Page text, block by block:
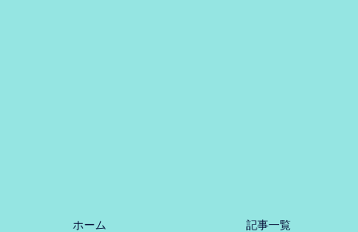
ホーム 記事一覧